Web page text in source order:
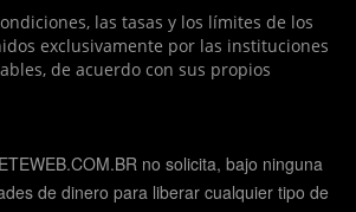
las tasas y los límites de los
exclusivamente por las instituciones
de acuerdo con sus propios
no solicita, bajo ninguna
de dinero para liberar cualquier tipo de